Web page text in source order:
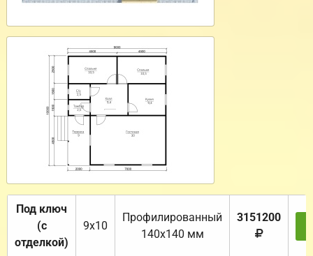
Под ключ
(с
отделкой)
9х10
Профилированный
140х140 мм
3151200